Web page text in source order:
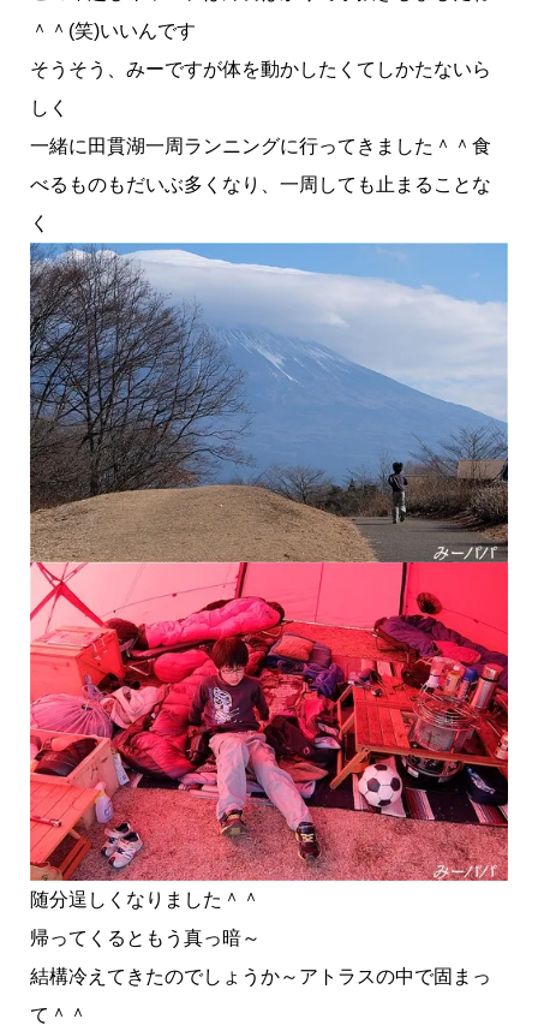
＾＾(笑)いいんです
そうそう、みーですが体を動かしたくてしかたないら
しく
一緒に田貫湖一周ランニングに行ってきました＾＾食
べるものもだいぶ多くなり、一周しても止まることな
く
随分逞しくなりました＾＾
帰ってくるともう真っ暗～
結構冷えてきたのでしょうか～アトラスの中で固まっ
て＾＾